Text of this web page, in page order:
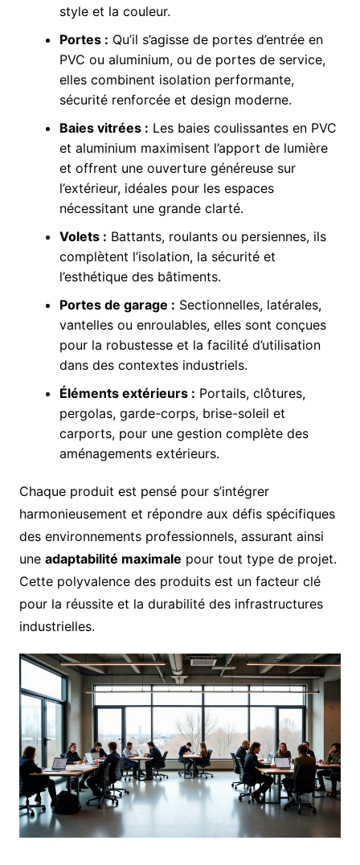
style et la couleur.
Portes : Qu’il s’agisse de portes d’entrée en
PVC ou aluminium, ou de portes de service,
elles combinent isolation performante,
sécurité renforcée et design moderne.
Baies vitrées : Les baies coulissantes en PVC
et aluminium maximisent l’apport de lumière
et offrent une ouverture généreuse sur
l’extérieur, idéales pour les espaces
nécessitant une grande clarté.
Volets : Battants, roulants ou persiennes, ils
complètent l’isolation, la sécurité et
l’esthétique des bâtiments.
Portes de garage : Sectionnelles, latérales,
vantelles ou enroulables, elles sont conçues
pour la robustesse et la facilité d’utilisation
dans des contextes industriels.
Éléments extérieurs : Portails, clôtures,
pergolas, garde-corps, brise-soleil et
carports, pour une gestion complète des
aménagements extérieurs.
Chaque produit est pensé pour s’intégrer
harmonieusement et répondre aux défis spécifiques
des environnements professionnels, assurant ainsi
une adaptabilité maximale pour tout type de projet.
Cette polyvalence des produits est un facteur clé
pour la réussite et la durabilité des infrastructures
industrielles.